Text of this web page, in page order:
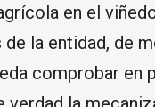
en el
la entidad, de
comprobar en